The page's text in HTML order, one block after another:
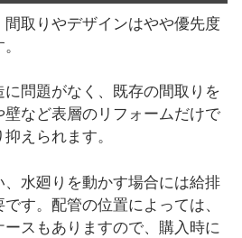
取りやデザインはやや優先度
問題がなく、既存の間取りを
など表層のリフォームだけで
えられます。
、水廻りを動かす場合には給排
す。配管の位置によっては、
スもありますので、購入時に